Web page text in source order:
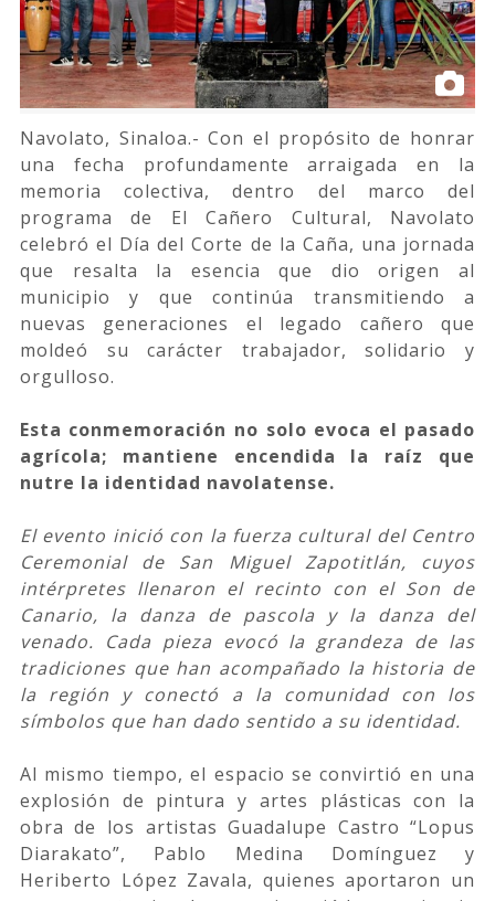
Navolato, Sinaloa.- Con el propósito de honrar
una fecha profundamente arraigada en la
memoria colectiva, dentro del marco del
programa de El Cañero Cultural, Navolato
celebró el Día del Corte de la Caña, una jornada
que resalta la esencia que dio origen al
municipio y que continúa transmitiendo a
nuevas generaciones el legado cañero que
moldeó su carácter trabajador, solidario y
orgulloso.
Esta conmemoración no solo evoca el pasado
agrícola; mantiene encendida la raíz que
nutre la identidad navolatense.
El evento inició con la fuerza cultural del Centro
Ceremonial de San Miguel Zapotitlán, cuyos
intérpretes llenaron el recinto con el Son de
Canario, la danza de pascola y la danza del
venado. Cada pieza evocó la grandeza de las
tradiciones que han acompañado la historia de
la región y conectó a la comunidad con los
símbolos que han dado sentido a su identidad.
Al mismo tiempo, el espacio se convirtió en una
explosión de pintura y artes plásticas con la
obra de los artistas Guadalupe Castro “Lopus
Diarakato”, Pablo Medina Domínguez y
Heriberto López Zavala, quienes aportaron un